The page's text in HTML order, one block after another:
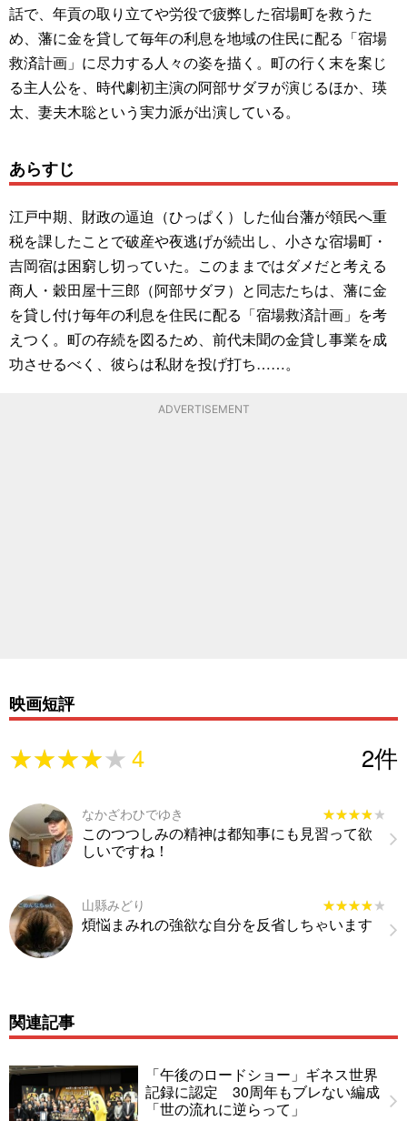
話で、年貢の取り立てや労役で疲弊した宿場町を救うた
め、藩に金を貸して毎年の利息を地域の住民に配る「宿場
救済計画」に尽力する人々の姿を描く。町の行く末を案じ
る主人公を、時代劇初主演の阿部サダヲが演じるほか、瑛
太、妻夫木聡という実力派が出演している。
あらすじ
江戸中期、財政の逼迫（ひっぱく）した仙台藩が領民へ重
税を課したことで破産や夜逃げが続出し、小さな宿場町・
吉岡宿は困窮し切っていた。このままではダメだと考える
商人・穀田屋十三郎（阿部サダヲ）と同志たちは、藩に金
を貸し付け毎年の利息を住民に配る「宿場救済計画」を考
えつく。町の存続を図るため、前代未聞の金貸し事業を成
功させるべく、彼らは私財を投げ打ち……。
ADVERTISEMENT
映画短評
★★★★★
★★★★★4 2件
なかざわひでゆき ★★★★★
★★★★★
このつつしみの精神は都知事にも見習って欲
しいですね！
山縣みどり ★★★★★
★★★★★
煩悩まみれの強欲な自分を反省しちゃいます
関連記事
「午後のロードショー」ギネス世界
記録に認定 30周年もブレない編成
「世の流れに逆らって」